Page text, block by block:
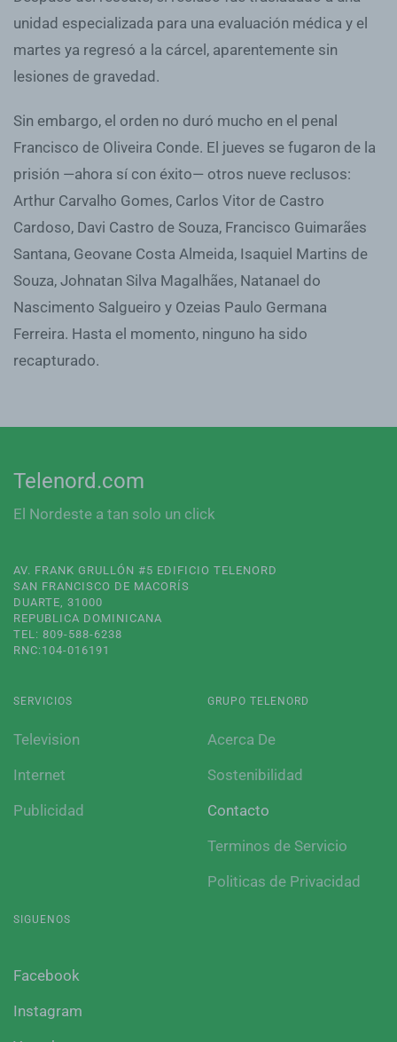
unidad especializada para una evaluación médica y el
martes ya regresó a la cárcel, aparentemente sin
lesiones de gravedad.
Sin embargo, el orden no duró mucho en el penal
Francisco de Oliveira Conde. El jueves se fugaron de la
prisión —ahora sí con éxito— otros nueve reclusos:
Arthur Carvalho Gomes, Carlos Vitor de Castro
Cardoso, Davi Castro de Souza, Francisco Guimarães
Santana, Geovane Costa Almeida, Isaquiel Martins de
Souza, Johnatan Silva Magalhães, Natanael do
Nascimento Salgueiro y Ozeias Paulo Germana
Ferreira. Hasta el momento, ninguno ha sido
recapturado.
Telenord.com
El Nordeste a tan solo un click
AV. FRANK GRULLÓN #5 EDIFICIO TELENORD
SAN FRANCISCO DE MACORÍS
DUARTE, 31000
REPUBLICA DOMINICANA
TEL: 809-588-6238
RNC:104-016191
SERVICIOS
Television
Internet
Publicidad
GRUPO TELENORD
Acerca De
Sostenibilidad
Contacto
Terminos de Servicio
Politicas de Privacidad
SIGUENOS
Facebook
Instagram